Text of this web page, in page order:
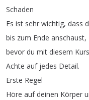
Schaden
Es ist sehr wichtig, dass
bis zum Ende anschaust,
bevor du mit diesem Kurs
Achte auf jedes Detail.
Erste Regel
Höre auf deinen Körper